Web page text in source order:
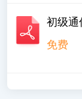
初级通
免费